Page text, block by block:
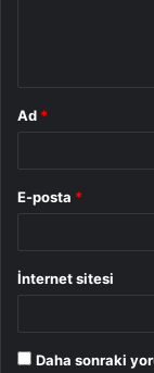
Ad *
E-posta *
İnternet sitesi
Daha sonraki